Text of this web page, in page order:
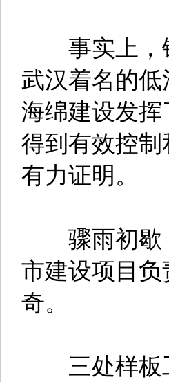
事实上，
武汉着名的
海绵建设发
得到有效控
有力证明。
骤雨初歇
市建设项目
奇。
三处样板